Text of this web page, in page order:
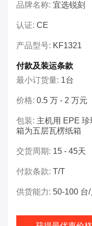
品牌名称: 宜选锐刻
认证: CE
产品型号: KF1321
付款及装运条款
最小订货量: 1台
价格: 0.5 万 - 2 万元
包装: 主机用 EPE
箱为五层瓦楞纸箱
交货周期: 15 - 45天
付款条款: T/T
供货能力: 50-100 台/